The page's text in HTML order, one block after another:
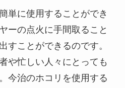
単に使用することができ
ーの点火に手間取ること
すことができるのです。
や忙しい人々にとっても
今治のホコリを使用する